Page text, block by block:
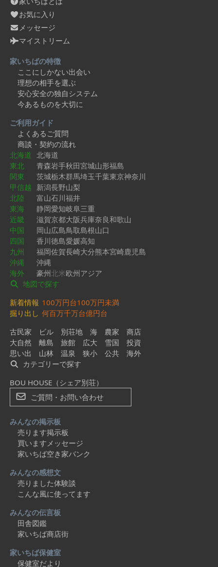
お気に入り
メッセージ
マイストリーム
家いちばの特徴
ここにしかない出会い
理想の相手を選ぶ
安心安全の独自システム
今あるものを大切に
ご利用ガイド
よくあるご質問
商談・契約の流れ
北海道 北海道
東北
青森岩手秋田宮城山形福島
関東
茨城栃木群馬埼玉千葉東京神奈川
甲信越 新潟長野山梨
北陸
富山石川福井
東海
静岡愛知岐阜三重
近畿
滋賀京都大阪兵庫奈良和歌山
中国
岡山広島鳥取島根山口
四国
香川徳島愛媛高知
九州
福岡佐賀長崎大分熊本宮崎鹿児島
沖縄
沖縄
海外
豪州北米欧州アジア
地図で探す
新着情報 100万円台100万円未満
掘り出し 何百万千万台億円台
古民家
ビル 別荘地 海 農家
商店
大自然
離島 旅館 広大 雪国
投資
思い出
山林 温泉 狭小 公共
海外
カテゴリーで探す
BOU HOUSE（シェア別荘）
ご質問・お問い合わせ
みんなの掲示板
売ります掲示板
買いますメッセージ
家いちば空き家バンク
みんなの感想文
売りました体験談
こんな風に使ってます
みんなの伝言板
田舎図鑑
家いちば商店街
家いちば保健室
保健室だより